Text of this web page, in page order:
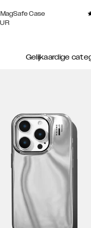
Case
Gelijkaardige